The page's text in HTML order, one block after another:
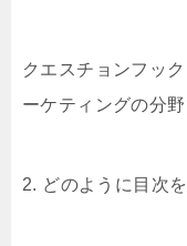
クエスチョンフッ
ーケティングの分
2. どのように目次